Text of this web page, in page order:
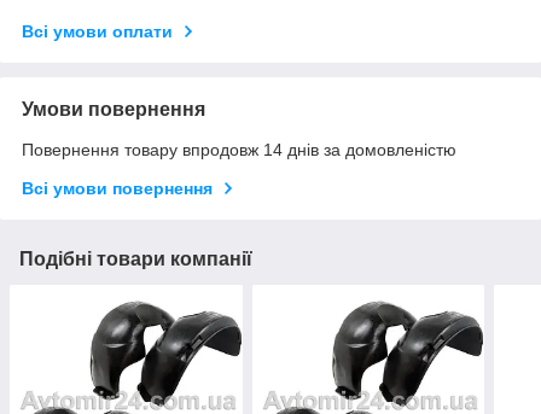
Всі умови оплати
Умови повернення
Повернення товару впродовж 14 днів за домовленістю
Всі умови повернення
Подібні товари компанії